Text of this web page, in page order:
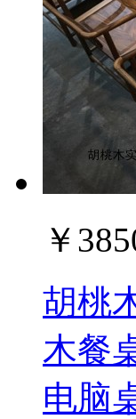
￥
胡桃
木餐
电脑